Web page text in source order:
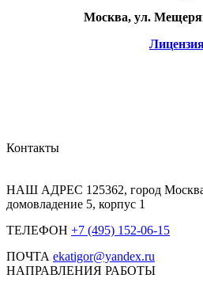
Москва, ул.
Контакты
НАШ АДРЕС 125362, город
домовладение 5, корпус 1
ТЕЛЕФОН +7 (495) 152-06-15
ПОЧТА ekatigor@yandex.ru
НАПРАВЛЕНИЯ РАБОТЫ